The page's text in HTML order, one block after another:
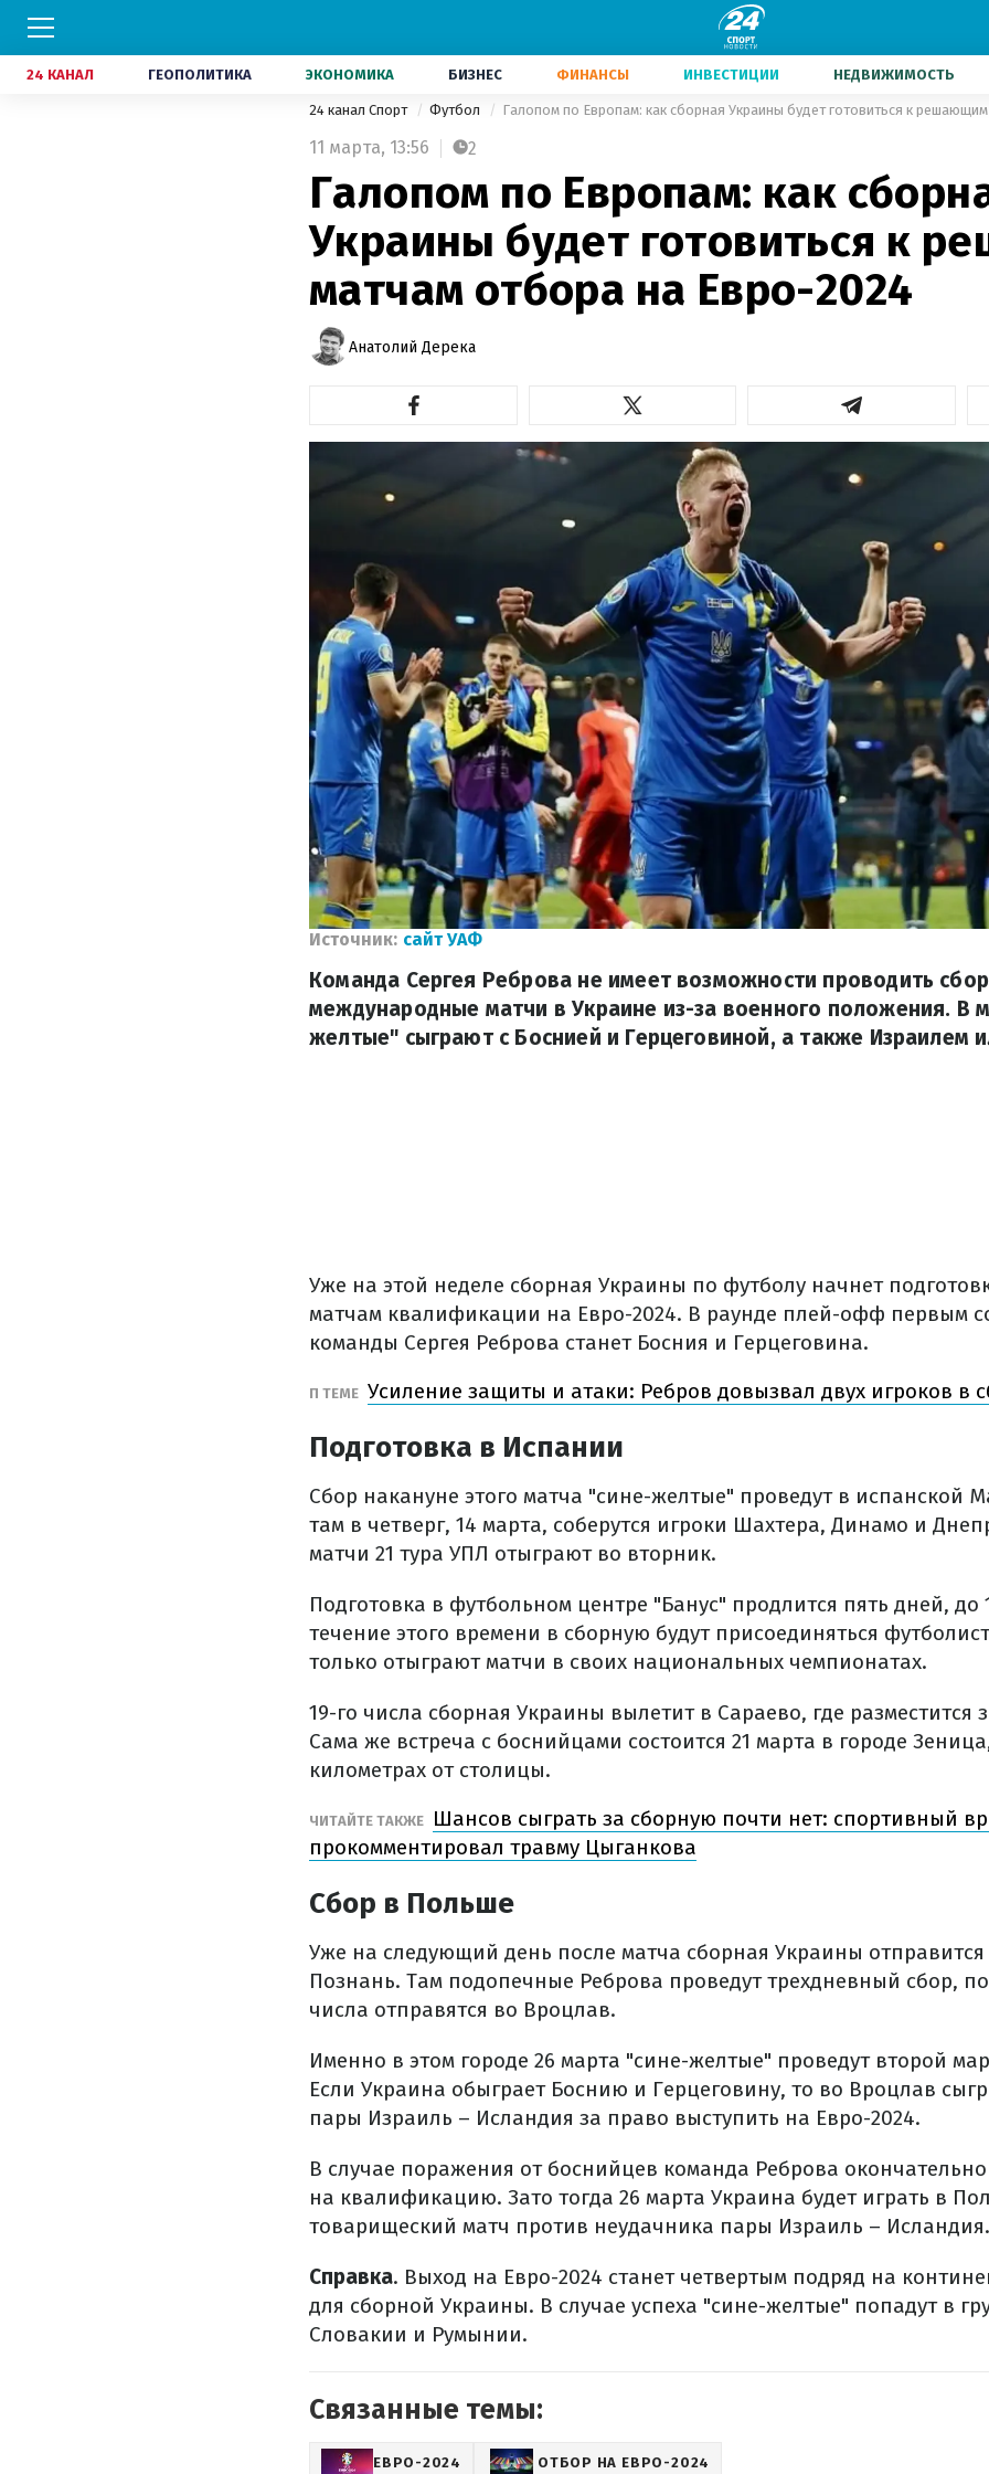
24 КАНАЛ ГЕОПОЛИТИКА ЭКОНОМИКА БИЗНЕС ФИНАНСЫ ИНВЕСТИЦИИ НЕДВИЖИМОСТЬ
24 канал Спорт Футбол
11 марта, 13:56 2
Галопом по Европам: как
Украины будет готовиться к
матчам отбора на Евро-2024
Анатолий Дерека
Источник: сайт УАФ
Команда Сергея Реброва не имеет возможности проводить
международные матчи в Украине из-за военного положения. В
желтые" сыграют с Боснией и Герцеговиной, а также Израилем
Уже на этой неделе сборная Украины по футболу начнет
матчам квалификации на Евро-2024. В раунде плей-офф первым
команды Сергея Реброва станет Босния и Герцеговина.
П ТЕМЕ Усиление защиты и атаки: Ребров довызвал двух игроков в
Подготовка в Испании
Сбор накануне этого матча "сине-желтые" проведут в испанской
там в четверг, 14 марта, соберутся игроки Шахтера, Динамо и
матчи 21 тура УПЛ отыграют во вторник.
Подготовка в футбольном центре "Банус" продлится пять дней, до
течение этого времени в сборную будут присоединяться
только отыграют матчи в своих национальных чемпионатах.
19-го числа сборная Украины вылетит в Сараево, где разместится
Сама же встреча с боснийцами состоится 21 марта в городе
километрах от столицы.
ЧИТАЙТЕ ТАКЖЕ
Шансов сыграть за сборную почти нет: спортивный
прокомментировал травму Цыганкова
Сбор в Польше
Уже на следующий день после матча сборная Украины
Познань. Там подопечные Реброва проведут трехдневный сбор,
числа отправятся во Вроцлав.
Именно в этом городе 26 марта "сине-желтые" проведут второй
Если Украина обыграет Боснию и Герцеговину, то во Вроцлав
пары Израиль – Исландия за право выступить на Евро-2024.
В случае поражения от боснийцев команда Реброва
на квалификацию. Зато тогда 26 марта Украина будет играть в
товарищеский матч против неудачника пары Израиль – Исландия.
Справка. Выход на Евро-2024 станет четвертым подряд на
для сборной Украины. В случае успеха "сине-желтые" попадут в
Словакии и Румынии.
Связанные темы:
ЕВРО-2024 ОТБОР НА ЕВРО-2024